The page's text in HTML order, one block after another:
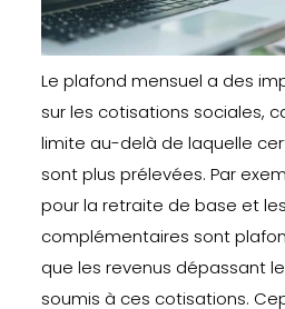
Le plafond mensuel a des
sur les cotisations sociales,
limite au-delà de laquelle
sont plus prélevées. Par
pour la retraite de base et
complémentaires sont
que les revenus dépassant
soumis à ces cotisations.